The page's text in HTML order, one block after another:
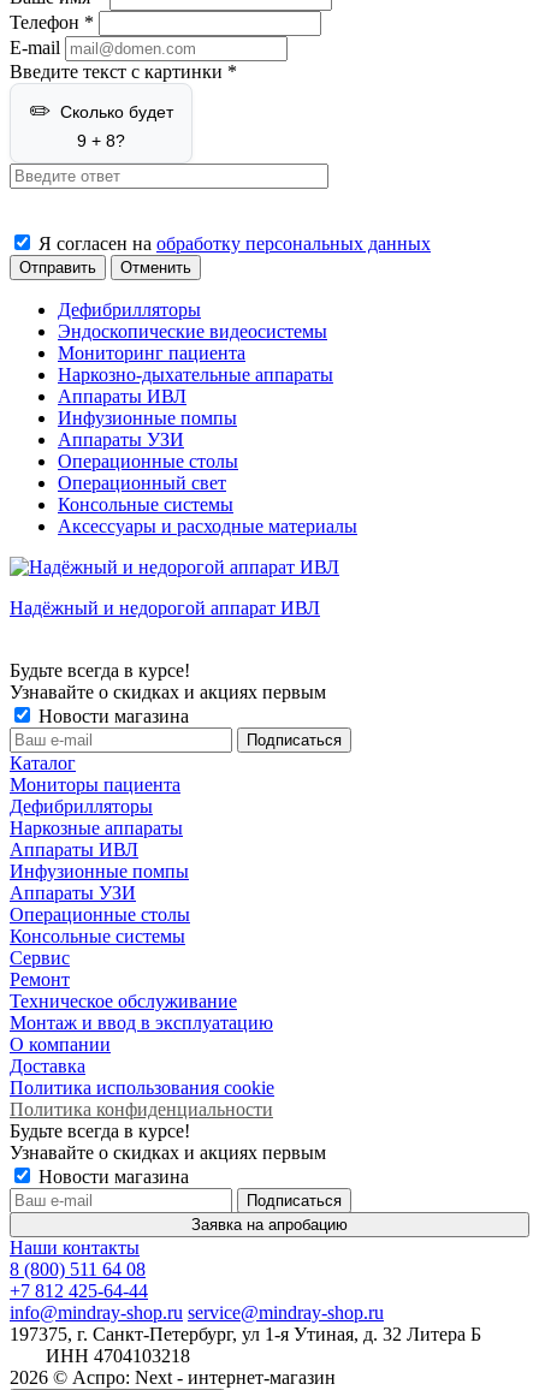
Телефон *
E-mail
Введите текст с картинки *
Сколько будет
9 + 8?
Я согласен на обработку персональных данных
Отменить
Дефибрилляторы
Эндоскопические видеосистемы
Мониторинг пациента
Наркозно-дыхательные аппараты
Аппараты ИВЛ
Инфузионные помпы
Аппараты УЗИ
Операционные столы
Операционный свет
Консольные системы
Аксессуары и расходные материалы
Надёжный и недорогой аппарат ИВЛ
Будьте всегда в курсе!
Узнавайте о скидках и акциях первым
Новости магазина
Каталог
Мониторы пациента
Дефибрилляторы
Наркозные аппараты
Аппараты ИВЛ
Инфузионные помпы
Аппараты УЗИ
Операционные столы
Консольные системы
Сервис
Ремонт
Техническое обслуживание
Монтаж и ввод в эксплуатацию
О компании
Доставка
Политика использования cookie
Политика конфиденциальности
Будьте всегда в курсе!
Узнавайте о скидках и акциях первым
Новости магазина
Заявка на апробацию
Наши контакты
8 (800) 511 64 08
+7 812 425-64-44
info@mindray-shop.ru service@mindray-shop.ru
197375, г. Санкт-Петербург, ул 1-я Утиная, д. 32 Литера Б
ИНН 4704103218
2026 © Аспро: Next - интернет-магазин